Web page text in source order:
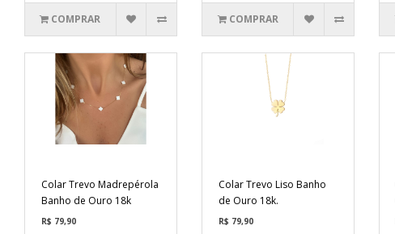
COMPRAR COMPRAR
Colar Trevo Madrepérola
Banho de Ouro 18k
R$ 79,90
Colar Trevo Liso Banho
de Ouro 18k.
R$ 79,90